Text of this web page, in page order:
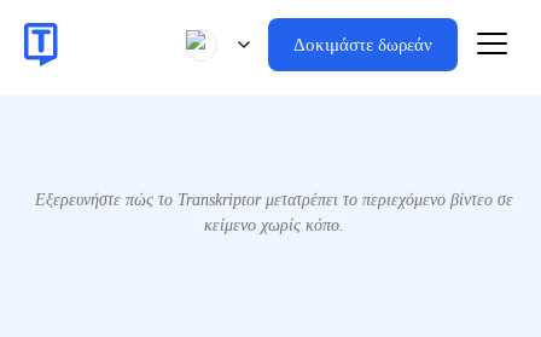
Δοκιμάστε δωρεάν
Εξερευνήστε πώς το Transkriptor μετατρέπει το περιεχόμενο βίντεο σε
κείμενο χωρίς κόπο.